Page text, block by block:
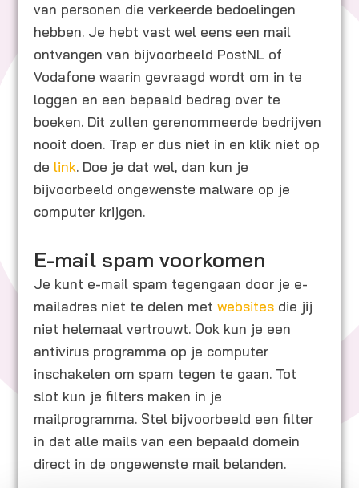
van personen die verkeerde bedoelingen
hebben. Je hebt vast wel eens een mail
ontvangen van bijvoorbeeld PostNL of
Vodafone waarin gevraagd wordt om in te
loggen en een bepaald bedrag over te
boeken. Dit zullen gerenommeerde bedrijven
nooit doen. Trap er dus niet in en klik niet op
de link. Doe je dat wel, dan kun je
bijvoorbeeld ongewenste malware op je
computer krijgen.
E-mail spam voorkomen
Je kunt e-mail spam tegengaan door je e-
mailadres niet te delen metwebsites die jij
niet helemaal vertrouwt. Ook kun je een
antivirus programma op je computer
inschakelen om spam tegen te gaan. Tot
slot kun je filters maken in je
mailprogramma. Stel bijvoorbeeld een filter
in dat alle mails van een bepaald domein
direct in de ongewenste mail belanden.